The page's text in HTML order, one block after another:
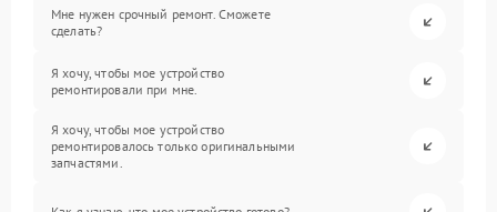
Мне нужен срочный ремонт. Сможете
сделать?
Я хочу, чтобы мое устройство
ремонтировали при мне.
Я хочу, чтобы мое устройство
ремонтировалось только оригинальными
запчастями.